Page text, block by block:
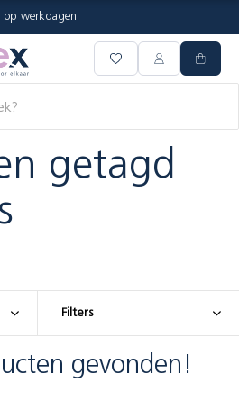
op werkdagen
getagd
Filters
gevonden!